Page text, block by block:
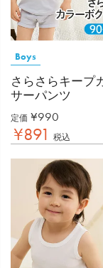
Boys
さらさらキープ
サーパンツ
定価 ¥990
¥891 税込